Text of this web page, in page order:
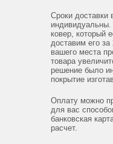
Сроки доставки
ковер, который
доставим его
вашего места
товара
решение было
покрытие
Оплату можно
для вас
банковская
расчет.